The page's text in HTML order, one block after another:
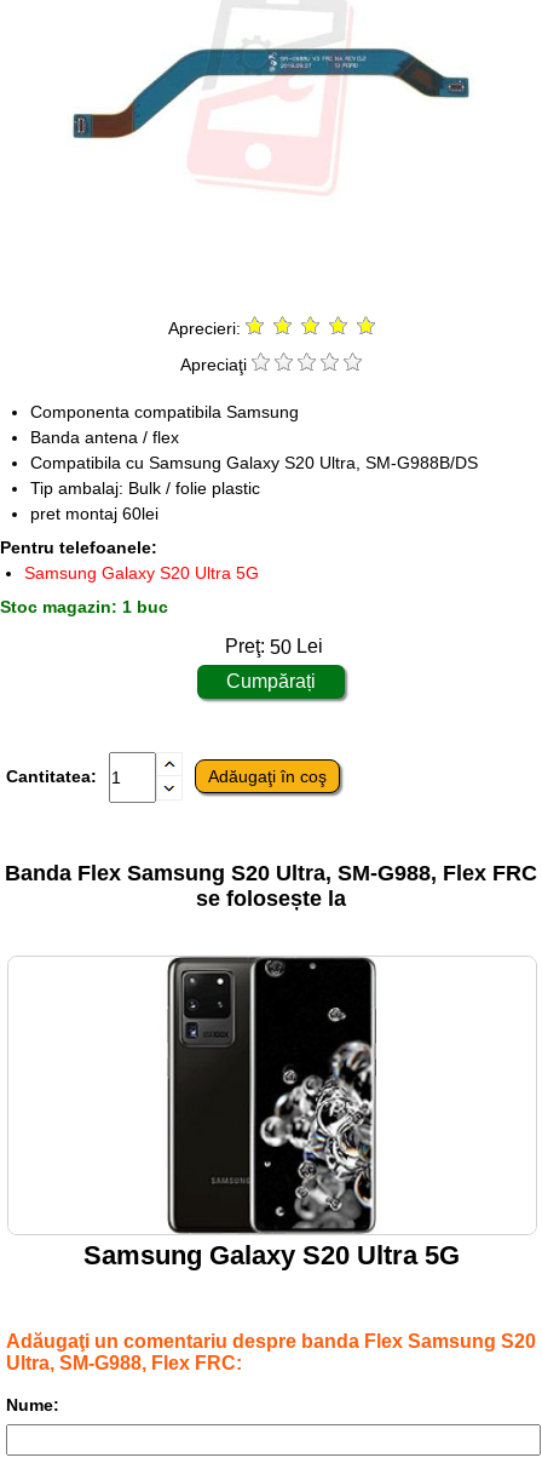
Aprecieri:
Apreciaţi
Componenta compatibila Samsung
Banda antena / flex
Compatibila cu Samsung Galaxy S20 Ultra, SM-G988B/DS
Tip ambalaj: Bulk / folie plastic
pret montaj 60lei
Pentru telefoanele:
Samsung Galaxy S20 Ultra 5G
Stoc magazin: 1 buc
Preţ: 50 Lei
Cantitatea:
Banda Flex Samsung S20 Ultra, SM-G988, Flex FRC
se folosește la
Samsung Galaxy S20 Ultra 5G
Adăugaţi un comentariu despre banda Flex Samsung S20
Ultra, SM-G988, Flex FRC:
Nume: